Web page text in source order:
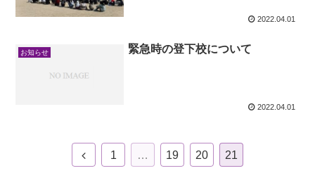
2022.04.01
お知らせ 緊急時の登下校について
2022.04.01
1 … 19 20 21